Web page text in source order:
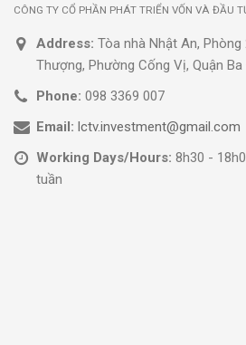
CÔNG TY CỔ PHẦN PHÁT TRIỂN VỐN VÀ ĐẦU
Address: Tòa nhà Nhật An,
Thượng, Phường Cống Vị, Quận
Phone: 098 3369 007
Email: lctv.investment@gmail.com
Working Days/Hours: 8h30 -
tuần